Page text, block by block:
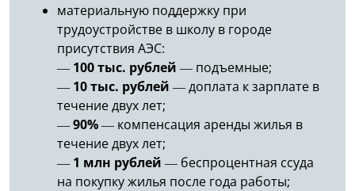
материальную поддержку при
трудоустройстве в школу в городе
присутствия АЭС:
— 100 тыс. рублей — подъемные;
— 10 тыс. рублей — доплата к зарплате в
течение двух лет;
—90%— компенсация аренды жилья в
течение двух лет;
— 1 млн рублей — беспроцентная ссуда
на покупку жилья после года работы;